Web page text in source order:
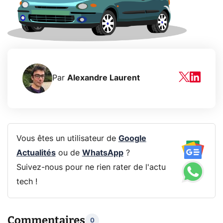
Par Alexandre Laurent
Vous êtes un utilisateur de Google
Actualitésou de WhatsApp?
Suivez-nous pour ne rien rater de l'actu
tech !
0